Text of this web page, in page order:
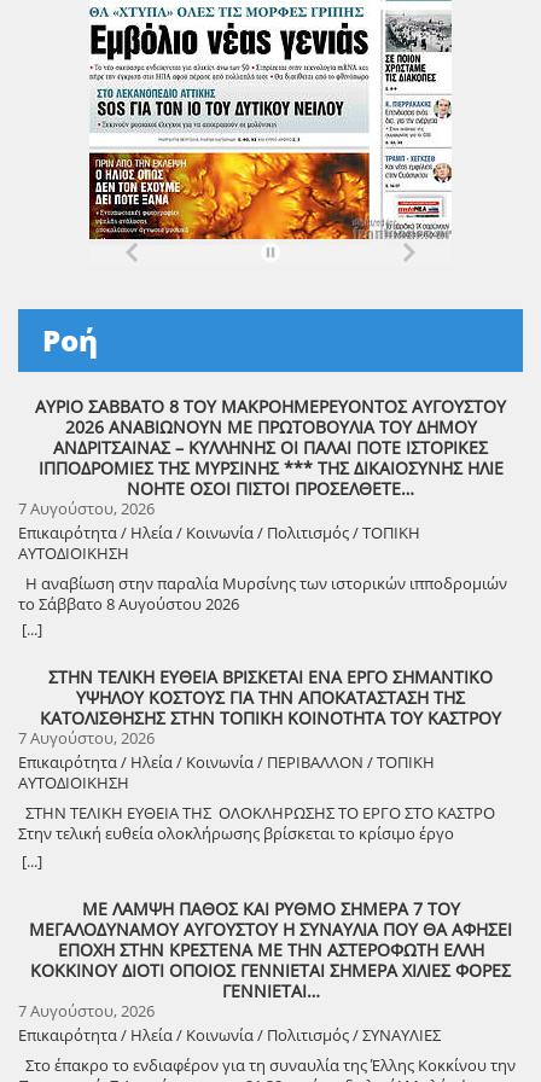
Ροή
ΑΥΡΙΟ ΣΑΒΒΑΤΟ 8 ΤΟΥ ΜΑΚΡΟΗΜΕΡΕΥΟΝΤΟΣ ΑΥΓΟΥΣΤΟΥ
2026 ΑΝΑΒΙΩΝΟΥΝ ΜΕ ΠΡΩΤΟΒΟΥΛΙΑ ΤΟΥ ΔΗΜΟΥ
ΑΝΔΡΙΤΣΑΙΝΑΣ – ΚΥΛΛΗΝΗΣ ΟΙ ΠΑΛΑΙ ΠΟΤΕ ΙΣΤΟΡΙΚΕΣ
ΙΠΠΟΔΡΟΜΙΕΣ ΤΗΣ ΜΥΡΣΙΝΗΣ *** ΤΗΣ ΔΙΚΑΙΟΣΥΝΗΣ ΗΛΙΕ
ΝΟΗΤΕ ΟΣΟΙ ΠΙΣΤΟΙ ΠΡΟΣΕΛΘΕΤΕ…
7 Αυγούστου, 2026
Επικαιρότητα / Ηλεία / Κοινωνία / Πολιτισμός / ΤΟΠΙΚΗ
ΑΥΤΟΔΙΟΙΚΗΣΗ
Η αναβίωση στην παραλία Μυρσίνης των ιστορικών ιπποδρομιών
το Σάββατο 8 Αυγούστου 2026
[...]
ΣΤΗΝ ΤΕΛΙΚΗ ΕΥΘΕΙΑ ΒΡΙΣΚΕΤΑΙ ΕΝΑ ΕΡΓΟ ΣΗΜΑΝΤΙΚΟ
ΥΨΗΛΟΥ ΚΟΣΤΟΥΣ ΓΙΑ ΤΗΝ ΑΠΟΚΑΤΑΣΤΑΣΗ ΤΗΣ
ΚΑΤΟΛΙΣΘΗΣΗΣ ΣΤΗΝ ΤΟΠΙΚΗ ΚΟΙΝΟΤΗΤΑ ΤΟΥ ΚΑΣΤΡΟΥ
7 Αυγούστου, 2026
Επικαιρότητα / Ηλεία / Κοινωνία / ΠΕΡΙΒΑΛΛΟΝ / ΤΟΠΙΚΗ
ΑΥΤΟΔΙΟΙΚΗΣΗ
ΣΤΗΝ ΤΕΛΙΚΗ ΕΥΘΕΙΑ ΤΗΣ ΟΛΟΚΛΗΡΩΣΗΣ ΤΟ ΕΡΓΟ ΣΤΟ ΚΑΣΤΡΟ
Στην τελική ευθεία ολοκλήρωσης βρίσκεται το κρίσιμο έργο
αποκατάστασης της κατολίσθησης στην Τ.Κ. Κάστρου,
προϋπολογισμού 1,25 εκατομμυρίων ευρώ. Έπειτα από αυτοψία που
Λέντζας, μαζί με κλιμάκιο της Τεχνικής Υπηρεσίας και εκπροσώπους
της δημοτικής αρχής, διαπιστώθηκε πως οι παρεμβάσεις προχωρούν
άμεσα και αυστηρά εντός των χρονοδιαγραμμάτων. ​Το έργο
χρηματοδοτείται από το Εθνικό Πρόγραμμα Ανάπτυξης και στο
πλαίσιο των εξειδικευμένων εργασιών πραγματοποιήθηκαν
εκσκαφές για την απομάκρυνση των χαλαρών εδαφών,
κατασκευάστηκε ισχυρός τοίχος αντιστήριξης και τοποθετήθηκε
γεωύφασμα οπλισμένης γης, και συρματοκιβώτια καθώς και
[...]
ΜΕ ΛΑΜΨΗ ΠΑΘΟΣ ΚΑΙ ΡΥΘΜΟ ΣΗΜΕΡΑ 7 ΤΟΥ
ΜΕΓΑΛΟΔΥΝΑΜΟΥ ΑΥΓΟΥΣΤΟΥ Η ΣΥΝΑΥΛΙΑ ΠΟΥ ΘΑ ΑΦΗΣΕΙ
ΕΠΟΧΗ ΣΤΗΝ ΚΡΕΣΤΕΝΑ ΜΕ ΤΗΝ ΑΣΤΕΡΟΦΩΤΗ ΕΛΛΗ
ΚΟΚΚΙΝΟΥ ΔΙΟΤΙ ΟΠΟΙΟΣ ΓΕΝΝΙΕΤΑΙ ΣΗΜΕΡΑ ΧΙΛΙΕΣ ΦΟΡΕΣ
ΓΕΝΝΙΕΤΑΙ…
7 Αυγούστου, 2026
Επικαιρότητα / Ηλεία / Κοινωνία / Πολιτισμός / ΣΥΝΑΥΛΙΕΣ
Στο έπακρο το ενδιαφέρον για τη συναυλία της Έλλης Κοκκίνου την